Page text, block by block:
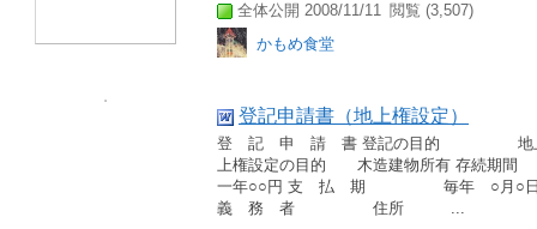
全体公開 2008/11/11 閲覧 (3,507)
かもめ食堂
登記申請書（地上権設定）
登 記 申 請 書 登記の目的 地
上権設定の目的 木造建物所
一年○○円 支 払 期 毎
義 務 者 住所 ...